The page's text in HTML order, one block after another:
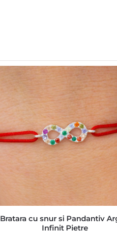
Bratara cu snur si Pandantiv
Infinit Pietre